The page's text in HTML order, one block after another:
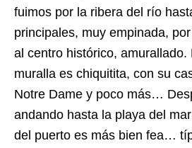
fuimos por la ribera del río
principales, muy empinada,
al centro histórico, amurallado.
muralla es chiquitita, con su
Notre Dame y poco más…
andando hasta la playa del
del puerto es más bien fea…